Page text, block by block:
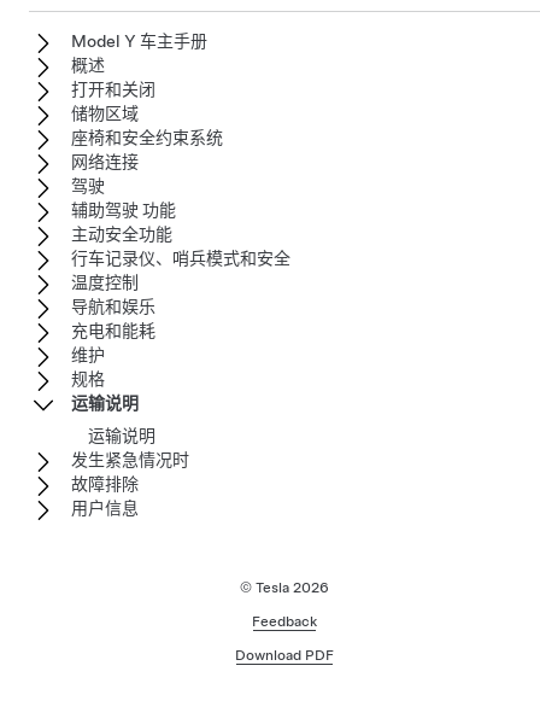
Model Y 车主手册
概述
打开和关闭
储物区域
座椅和安全约束系统
网络连接
驾驶
辅助驾驶 功能
主动安全功能
行车记录仪、哨兵模式和安全
温度控制
导航和娱乐
充电和能耗
维护
规格
运输说明
运输说明
发生紧急情况时
故障排除
用户信息
© Tesla 2026
Feedback
Download PDF